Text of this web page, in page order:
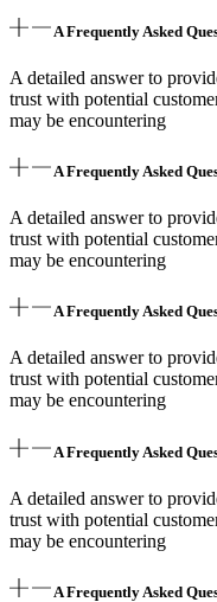
A Frequently Asked
A detailed answer to
trust with potential
may be encountering
A Frequently Asked
A detailed answer to
trust with potential
may be encountering
A Frequently Asked
A detailed answer to
trust with potential
may be encountering
A Frequently Asked
A detailed answer to
trust with potential
may be encountering
A Frequently Asked